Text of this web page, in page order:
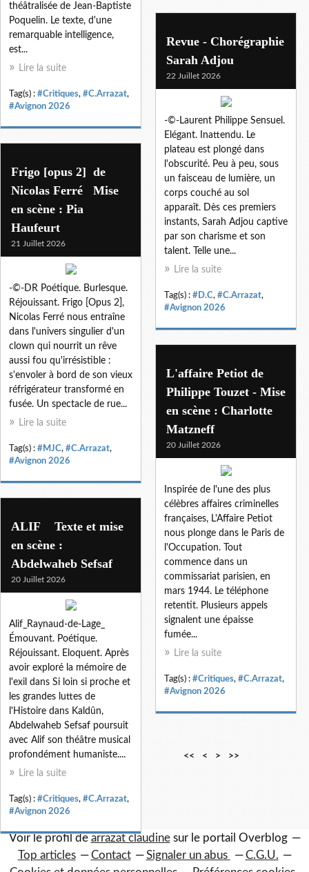
théâtralisée de Jean-Baptiste
Poquelin. Le texte, d'une
remarquable intelligence,
est...
Lire la suite
Tag(s) : #Critiques, #C.Arrazat,
#Avignon 2026
Revue - Chorégraphie
Sarah Adjou
22 Juillet 2026
-©-Laurent Philippe Sensuel.
Elégant. Inattendu. Le
plateau est plongé dans
l'obscurité. Peu à peu, sous
un faisceau de lumière, un
corps couché au sol
apparaît. Dès ces premiers
instants, Sarah Adjou captive
par son charisme et son
talent. Telle une...
Lire la suite
Tag(s) : #D.C, #C.Arrazat,
#Avignon 2026
Frigo [opus 2] de
Nicolas Ferré Mise
en scène : Pia
Haufeurt
21 Juillet 2026
-©-DR Poétique. Burlesque.
Réjouissant. Frigo [Opus 2],
Nicolas Ferré nous entraîne
dans l'univers singulier d'un
clown qui nourrit un rêve
aussi fou qu'irrésistible :
s'envoler à bord de son vieux
réfrigérateur transformé en
fusée. Un spectacle de rue...
Lire la suite
Tag(s) : #MJC, #C.Arrazat,
#Avignon 2026
L'affaire Petiot de
Philippe Touzet - Mise
en scène : Charlotte
Matzneff
20 Juillet 2026
Inspirée de l'une des plus
célèbres affaires criminelles
françaises, L'Affaire Petiot
nous plonge dans le Paris de
l'Occupation. Tout
commence dans un
commissariat parisien, en
mars 1944. Le téléphone
retentit. Plusieurs appels
signalent une épaisse
fumée...
Lire la suite
Tag(s) : #Critiques, #C.Arrazat,
#Avignon 2026
ALIF Texte et mise
en scène :
Abdelwaheb Sefsaf
20 Juillet 2026
Alif_Raynaud-de-Lage_
Émouvant. Poétique.
Réjouissant. Eloquent. Après
avoir exploré la mémoire de
l'exil dans Si loin si proche et
les grandes luttes de
l'Histoire dans Kaldûn,
Abdelwaheb Sefsaf poursuit
avec Alif son théâtre musical
profondément humaniste....
Lire la suite
Tag(s) : #Critiques, #C.Arrazat,
#Avignon 2026
<< <
1
2
3
4
5
6
> >>
Voir le profil dearrazat claudinesur le portail Overblog
Top articles
Contact Signaler un abus
C.G.U.